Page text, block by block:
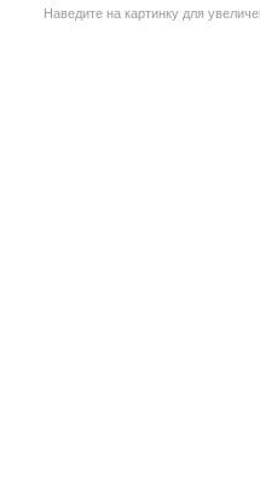
Наведите на картинку для